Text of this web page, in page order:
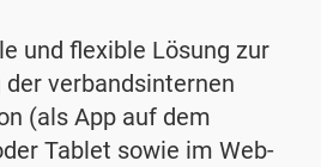
und flexible Lösung zur
verbandsinternen
(als App auf dem
Tablet sowie im Web-